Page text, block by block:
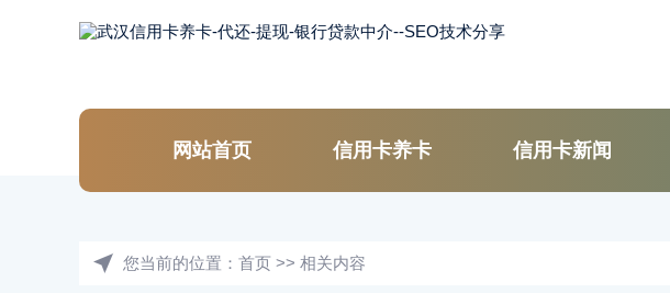
网站首页 信用卡养卡 信用卡新闻
您当前的位置： 首页 >> 相关内容